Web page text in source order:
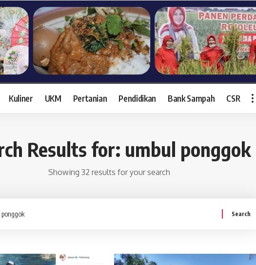
Kuliner UKM Pertanian Pendidikan Bank Sampah CSR
Results for: umbul ponggok
Showing 32 results for your search